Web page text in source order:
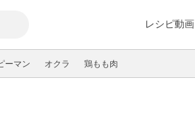
レシピ動画
ーマン オクラ 鶏もも肉